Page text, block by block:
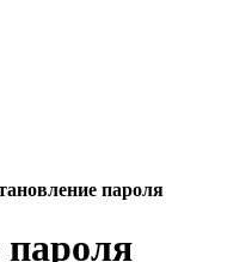
пароля
пароля